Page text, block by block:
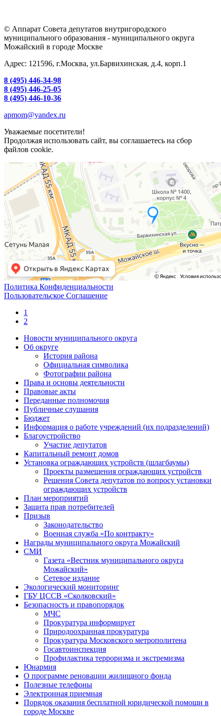
© Аппарат Совета депутатов внутригородского
муниципального образования - муниципального округа
Можайский в городе Москве
Адрес: 121596, г.Москва, ул.Барвихинская, д.4, корп.1
8 (495) 446-34-98
8 (495) 446-25-05
8 (495) 446-10-36
apmom@yandex.ru
Уважаемые посетители!
Продолжая использовать сайт, вы соглашаетесь на сбор
файлов cookie.
Политика Конфиденциальности
Пользовательское Соглашение
1
2
Новости муниципального округа
Об округе
История района
Официальная символика
Фотографии района
Права и основы деятельности
Правовые акты
Переданные полномочия
Публичные слушания
Бюджет
Информация о работе учреждений (их подразделений)
Благоустройство
Участие депутатов
Капитальный ремонт домов
Установка ограждающих устройств (шлагбаумы)
Проекты размещения ограждающих устройств
Решения Совета депутатов по вопросу установки
ограждающих устройств
План мероприятий
Защита прав потребителей
Призыв
Законодательство
Военная служба «По контракту»
Награды муниципального округа Можайский
СМИ
Газета «Вестник муниципального округа
Можайский»
Сетевое издание
Экологический мониторинг
ГБУ ЦССВ «Сколковский»
Безопасность и правопорядок
МЧС
Прокуратура информирует
Природоохранная прокуратура
Прокуратура Московского метрополитена
Госавтоинспекция
Профилактика терроризма и экстремизма
Юнармия
О программе реновации жилищного фонда
Полезные телефоны
Электронная приемная
Порядок оказания бесплатной юридической помощи в
городе Москве